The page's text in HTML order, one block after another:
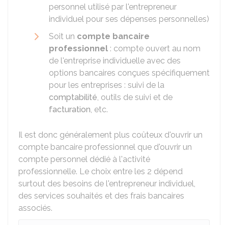
personnel utilisé par l'entrepreneur
individuel pour ses dépenses personnelles)
Soit un compte bancaire
professionnel : compte ouvert au nom
de l'entreprise individuelle avec des
options bancaires conçues spécifiquement
pour les entreprises : suivi de la
comptabilité, outils de suivi et de
facturation, etc.
Il est donc généralement plus coûteux d'ouvrir un
compte bancaire professionnel que d'ouvrir un
compte personnel dédié à l'activité
professionnelle. Le choix entre les 2 dépend
surtout des besoins de l'entrepreneur individuel,
des services souhaités et des frais bancaires
associés.